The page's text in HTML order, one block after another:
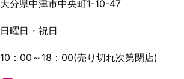
大分県中津市中央町1-10-47
日曜日・祝日
10：00～18：00(売り切れ次第閉店)